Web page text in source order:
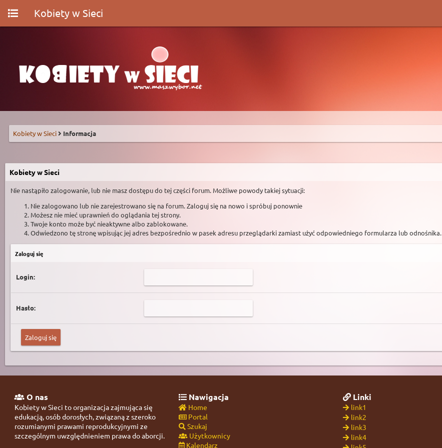
Kobiety w Sieci
Kobiety w Sieci Informacja
Kobiety w Sieci
Nie nastąpiło zalogowanie, lub nie masz dostępu do tej części forum. Możliwe powody takiej sytuacji:
Nie zalogowano lub nie zarejestrowano się na forum. Zaloguj się na nowo i spróbuj ponownie
Możesz nie mieć uprawnień do oglądania tej strony.
Twoje konto może być nieaktywne albo zablokowane.
Odwiedzono tę stronę wpisując jej adres bezpośrednio w pasek adresu przeglądarki zamiast użyć odpowiedniego formularza lub odnośnika.
Zaloguj się
Login:
Hasło:
O nas
Kobiety w Sieci to organizacja zajmująca się
edukacją, osób dorosłych, związaną z szeroko
rozumianymi prawami reprodukcyjnymi ze
szczególnym uwzględnieniem prawa do aborcji.
Nawigacja
Home
Portal
Szukaj
Użytkownicy
Kalendarz
Linki
link1
link2
link3
link4